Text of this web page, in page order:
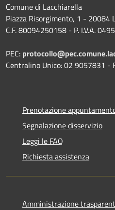
Comune di Lacchiarella
Piazza Risorgimento, 1 - 20084
C.F. 80094250158 - P. I.V.A.
PEC:
Centralino Unico: 02 9057831 -
Prenotazione
Segnalazione disservizio
Leggi le FAQ
Richiesta assistenza
Amministrazione